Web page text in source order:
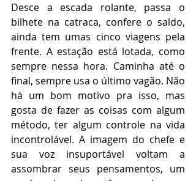
Desce a escada rolante, passa o
bilhete na catraca, confere o saldo,
ainda tem umas cinco viagens pela
frente. A estação está lotada, como
sempre nessa hora. Caminha até o
final, sempre usa o último vagão. Não
há um bom motivo pra isso, mas
gosta de fazer as coisas com algum
método, ter algum controle na vida
incontrolável. A imagem do chefe e
sua voz insuportável voltam a
assombrar seus pensamentos, um